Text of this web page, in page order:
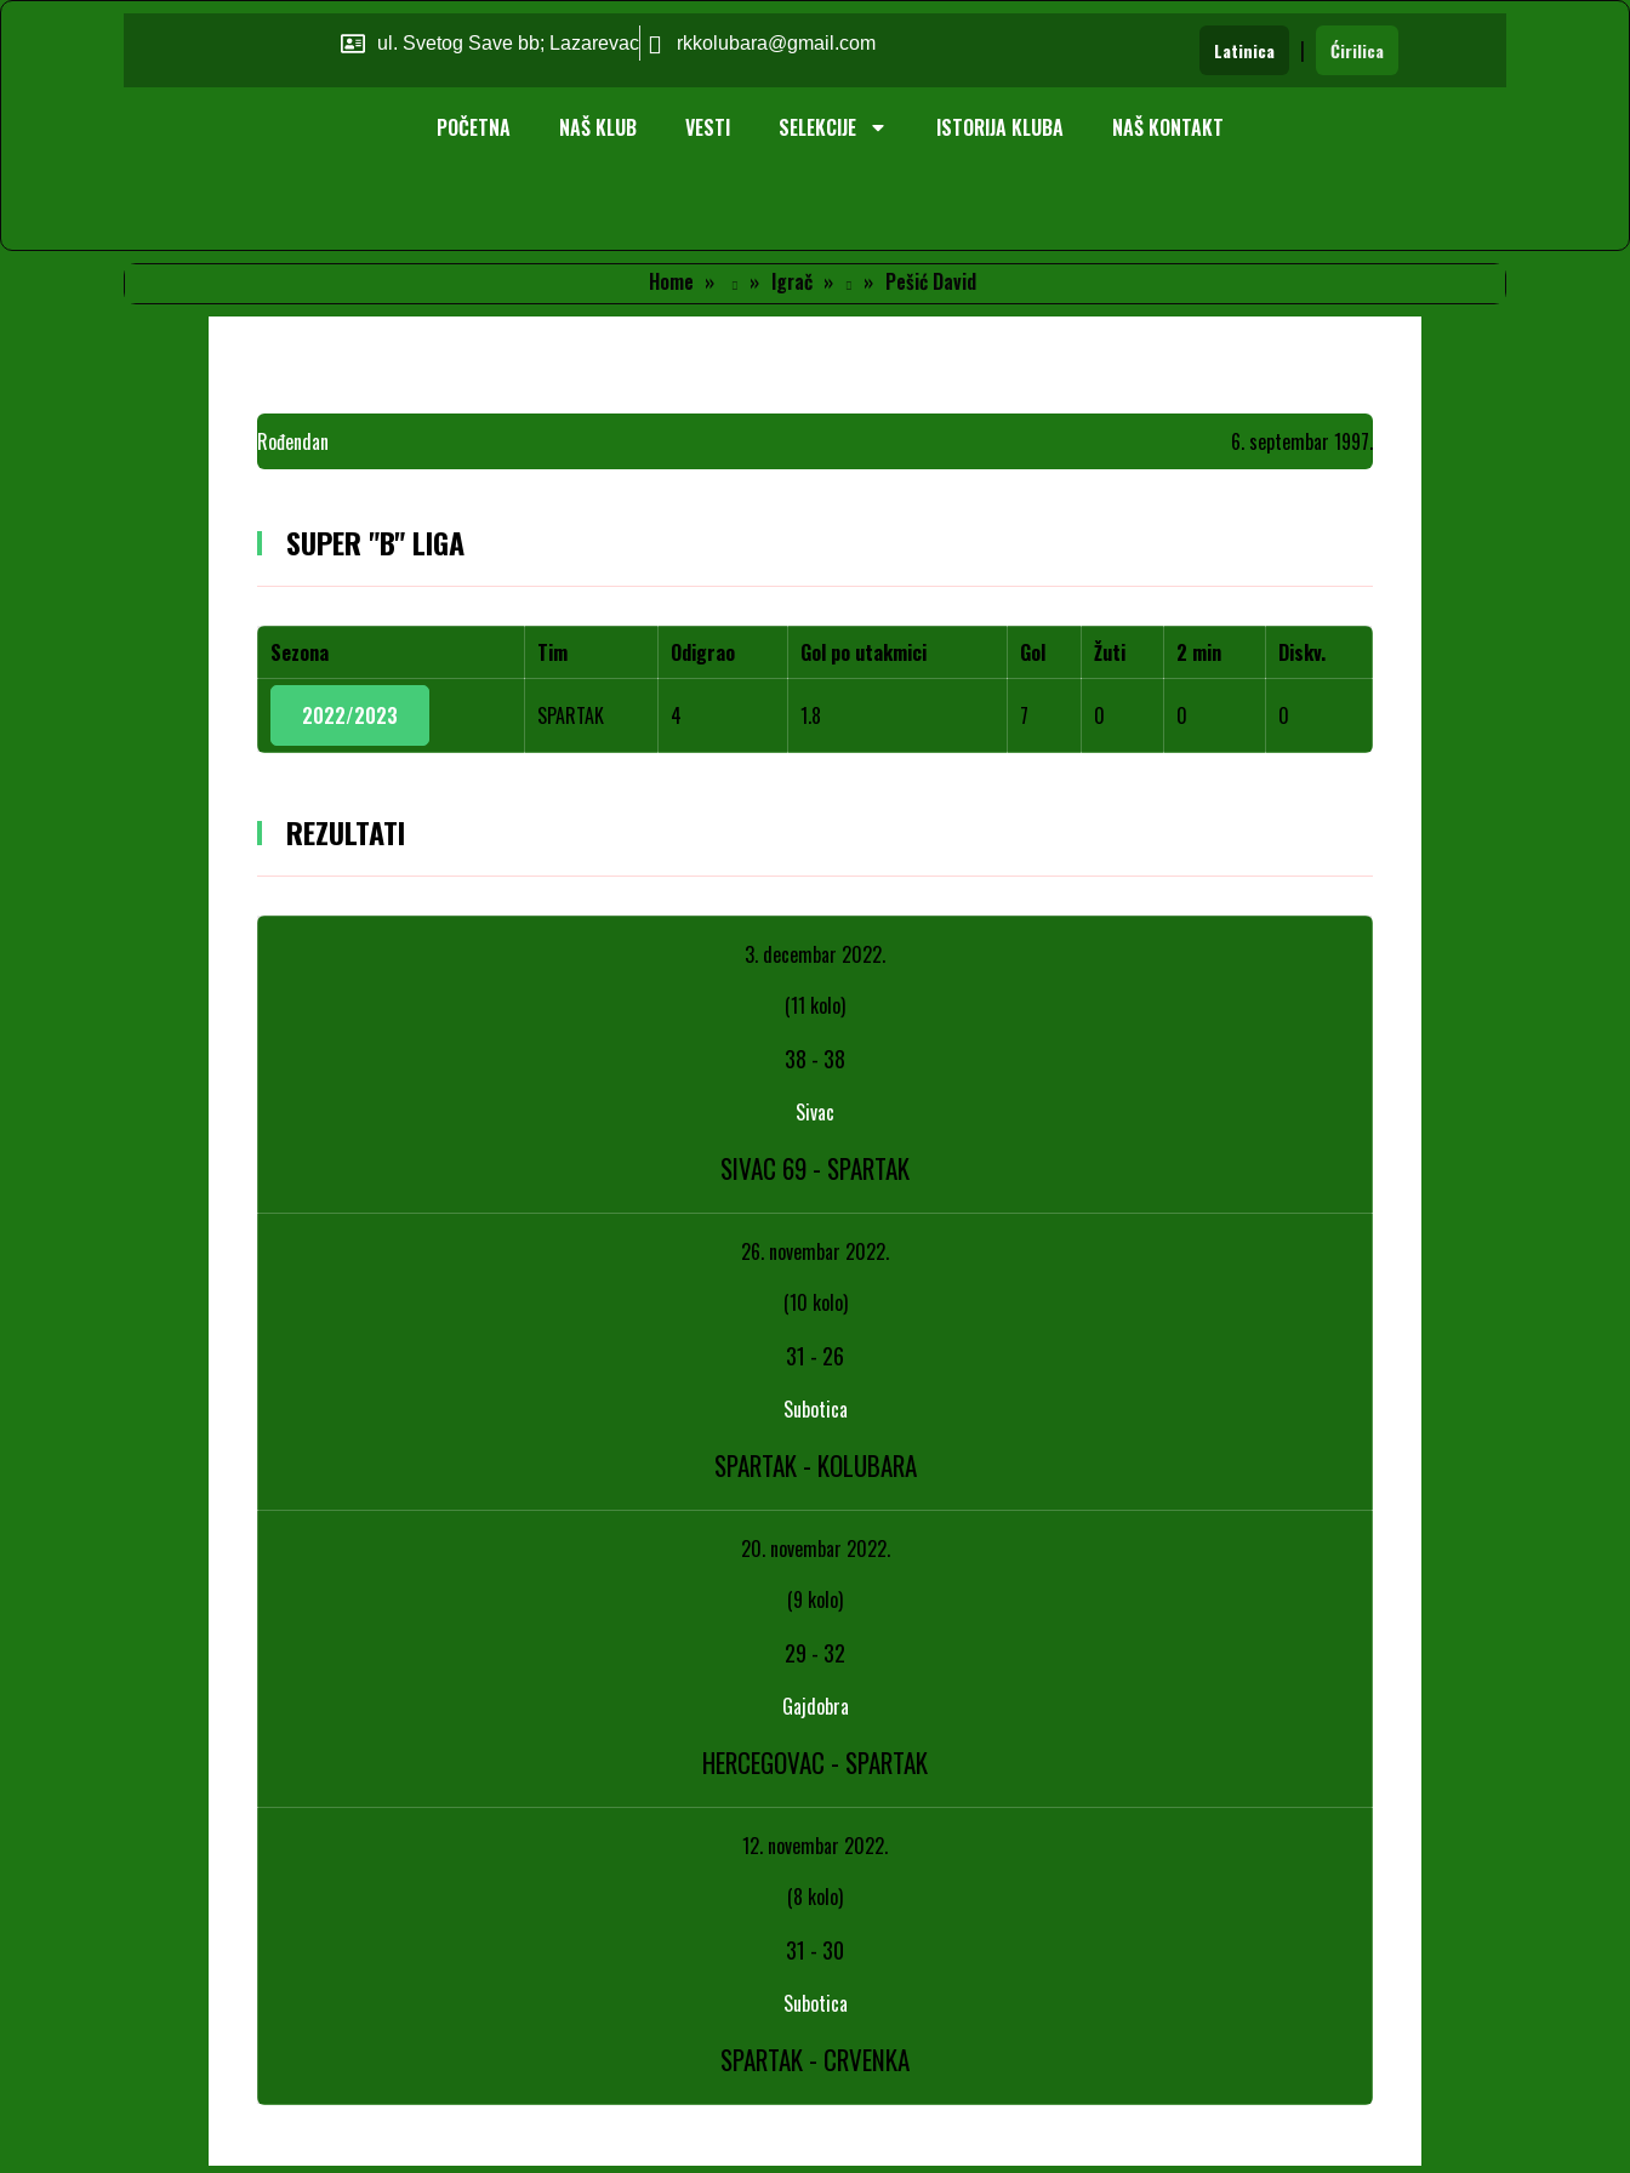
ul. Svetog Save bb; Lazarevac rkkolubara@gmail.com Latinica | Ćirilica
POČETNA NAŠ KLUB VESTI SELEKCIJE ISTORIJA KLUBA NAŠ KONTAKT
Home Igrač Pešić David
Rođendan 6. septembar 1997.
SUPER "B" LIGA
Sezona Tim Odigrao Gol po utakmici Gol Žuti 2 min Diskv.
2022/2023 SPARTAK 4 1.8 7 0 0 0
REZULTATI
3. decembar 2022.
(11 kolo)
38 - 38
Sivac
SIVAC 69 - SPARTAK
26. novembar 2022.
(10 kolo)
31 - 26
Subotica
SPARTAK - KOLUBARA
20. novembar 2022.
(9 kolo)
29 - 32
Gajdobra
HERCEGOVAC - SPARTAK
12. novembar 2022.
(8 kolo)
31 - 30
Subotica
SPARTAK - CRVENKA